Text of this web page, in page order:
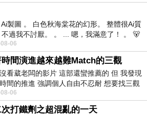
製圖 。 白色秋海棠花的幻形。 整體很Ai質
過我不討厭。 。 ... 嗯，我滿意了！ 。 🐻
06
時間演進越來越難Match的三觀
看葳老闆的影片 這部還蠻推薦的 但 我發現
間的推進 強調個人自由不忍耐 想要找三觀
不要說對象 連朋友都超
06
打鐵劑之超混亂的一天